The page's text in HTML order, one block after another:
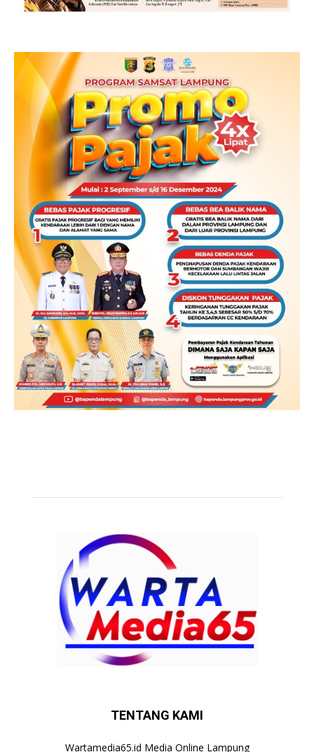
TENTANG KAMI
Wartamedia65.id Media Online Lampung